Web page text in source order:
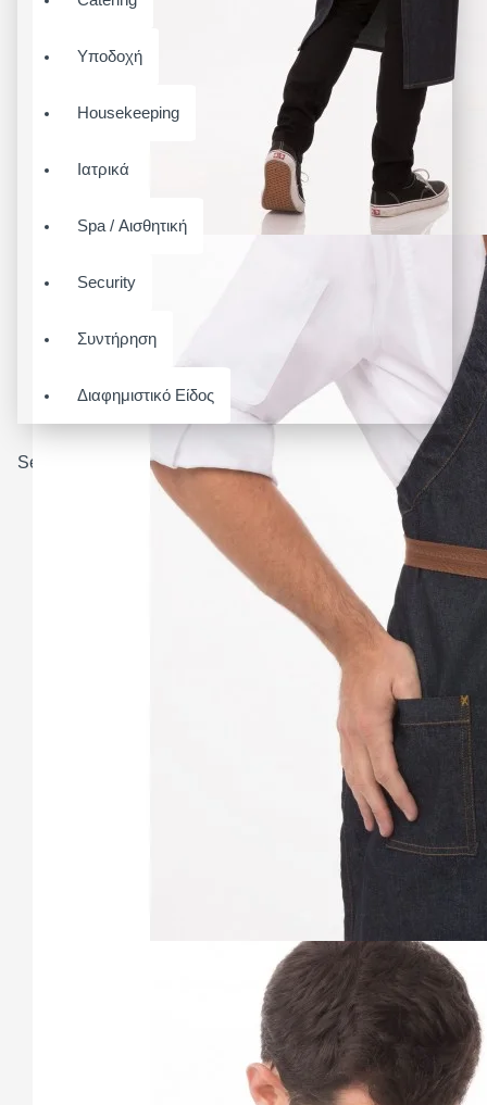
Υποδοχή
Housekeeping
Ιατρικά
Spa / Αισθητική
Security
Συντήρηση
Διαφημιστικό Είδος
Search